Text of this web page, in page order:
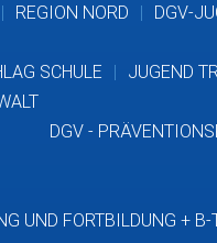
REGION NORD DGV-
SCHULE
JUGEND
DGV -
UND FORTBILDUNG +